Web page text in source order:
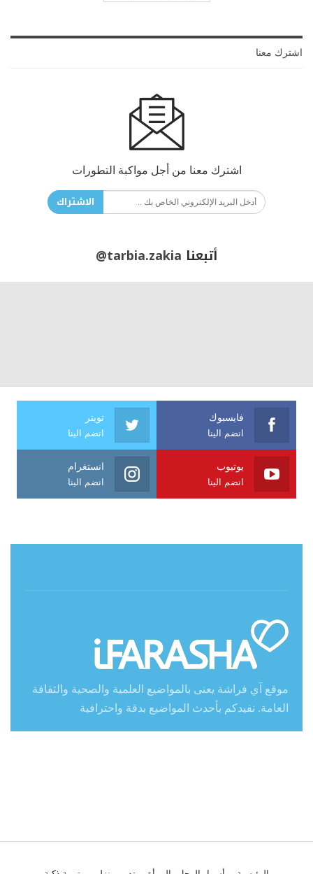
اشترك معنا
اشترك معنا من أجل مواكبة التطورات
الاشتراك
أتبعنا @tarbia.zakia
فايسبوك
انضم الينا
تويتر
انضم الينا
يوتيوب
انضم الينا
انستغرام
انضم الينا
موقع آي فراشة يعنى بالمواضيع العلمية والصحية والثقافة
العامة. نفيدكم بأحدث المواضيع بدقة واحترافية